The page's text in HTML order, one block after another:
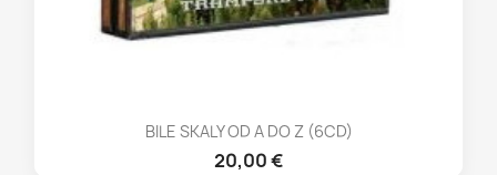
BILE SKALY OD A DO Z (6CD)
20,00 €